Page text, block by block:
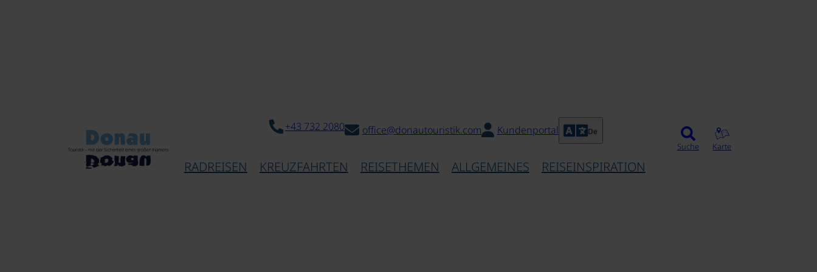
+43 732 2080 office@donautouristik.com Kundenportal De
RADREISEN KREUZFAHRTEN REISETHEMEN ALLGEMEINES REISEINSPIRATION
Suche Karte